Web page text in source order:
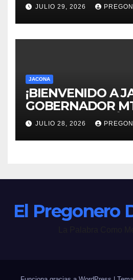
para el periodo
JULIO 29, 2026
JACONA
¡BIENVENIDO A
GOBERNADOR
ALFREDO
BEDOLLA!
JULIO 28, 2026
El Pregonero